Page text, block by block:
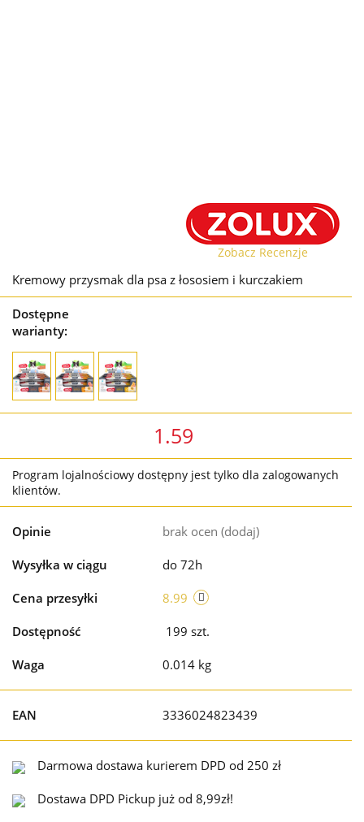
Zobacz Recenzje
Kremowy przysmak dla psa z łososiem i kurczakiem
Dostępne
warianty:
1.59
Program lojalnościowy dostępny jest tylko dla zalogowanych
klientów.
Opinie brak ocen (dodaj)
Wysyłka w ciągu do 72h
Cena przesyłki 8.99
Dostępność 199 szt.
Waga 0.014 kg
EAN 3336024823439
Darmowa dostawa kurierem DPD od 250 zł
Dostawa DPD Pickup już od 8,99zł!